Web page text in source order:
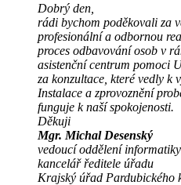
Dobrý den,
rádi bychom poděkovali za
profesionální a odbornou
proces odbavování osob v
asistenční centrum pomoci
za konzultace, které vedly k
Instalace a zprovoznění
funguje k naší spokojenosti.
Děkuji
Mgr. Michal Desenský
vedoucí oddělení informatiky
kancelář ředitele úřadu
Krajský úřad Pardubického